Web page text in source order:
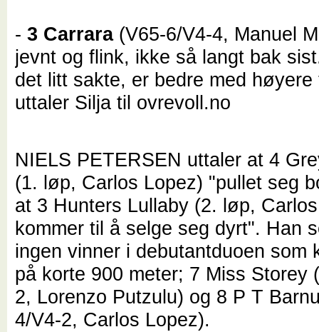
-3 Carrara (V65-6/V4-4, Manuel
jevnt og flink, ikke så langt bak
det litt sakte, er bedre med høyere
uttaler Silja til ovrevoll.no
NIELS PETERSEN uttaler at 4
(1. løp, Carlos Lopez) "pullet seg
at 3 Hunters Lullaby (2. løp,
kommer til å selge seg dyrt". Han
ingen vinner i debutantduoen som
på korte 900 meter; 7 Miss Storey
2, Lorenzo Putzulu) og 8 P T
4/V4-2, Carlos Lopez).